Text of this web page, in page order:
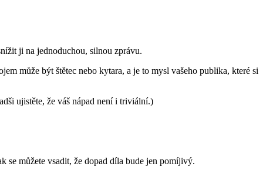
ji na jednoduchou, silnou zprávu.
může být štětec nebo kytara, a je to mysl vašeho publika, které si
ujistěte, že váš nápad není i triviální.)
se můžete vsadit, že dopad díla bude jen pomíjivý.